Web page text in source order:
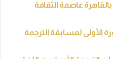
عاصمة الثقافة
الأولى ‏لمسابقة الترجمة